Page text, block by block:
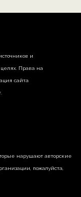
и
Права на
сайта
нарушают авторские
пожалуйста,